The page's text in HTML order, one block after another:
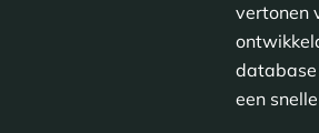
vertonen
database
een